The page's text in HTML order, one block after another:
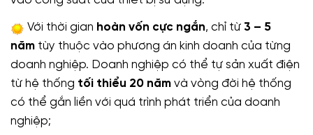
Với thời gian hoàn vốn cực ngắn, chỉ từ 3 – 5
năm tùy thuộc vào phương án kinh doanh của từng
doanh nghiệp. Doanh nghiệp có thể tự sản xuất điện
từ hệ thống tối thiểu 20 năm và vòng đời hệ thống
có thể gắn liền với quá trình phát triển của doanh
nghiệp;